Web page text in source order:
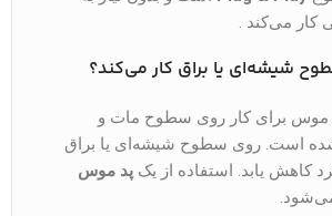
کار می‌کند .
شیشه‌ای یا براق کار می‌کند؟
موس برای کار روی سطوح مات و
است. روی سطوح شیشه‌ای یا براق
کاهش یابد. استفاده از یک پد موس